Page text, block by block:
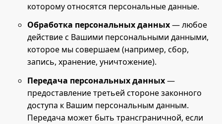
которому относятся персональные данные.
Обработка персональных данных— любое
действие с Вашими персональными данными,
которое мы совершаем (например, сбор,
запись, хранение, уничтожение).
Передача персональных данных—
предоставление третьей стороне законного
доступа к Вашим персональным данным.
Передача может быть трансграничной, если